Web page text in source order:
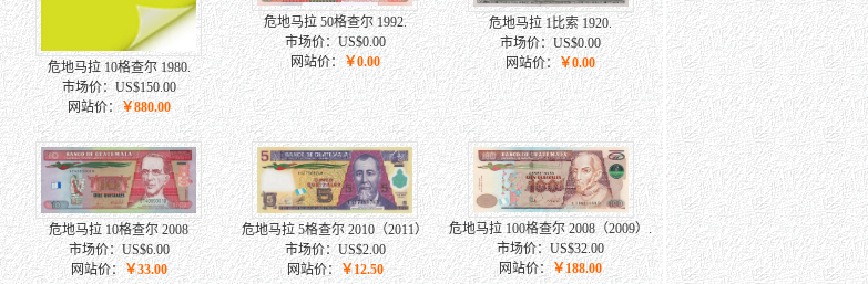
危地马拉 10格查尔 1980.
市场价：US$150.00
网站价：￥880.00
危地马拉 50格查尔 1992.
市场价：US$0.00
网站价： ￥0.00
危地马拉 1比索 1920.
市场价：US$0.00
网站价： ￥0.00
危地马拉 10格查尔 2008
市场价：US$6.00
网站价：￥33.00
危地马拉 5格查尔 2010（2011）
市场价：US$2.00
网站价：￥12.50
危地马拉 100格查尔 2008（2009）.
市场价：US$32.00
网站价：￥188.00